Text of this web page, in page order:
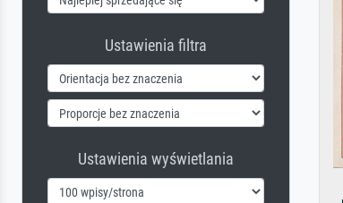
Ustawienia filtra
Ustawienia wyświetlania